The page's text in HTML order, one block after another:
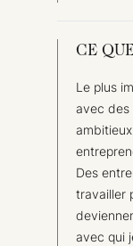
CE
Le plus
avec des
Des
travailler
avec qui